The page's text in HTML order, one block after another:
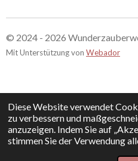
Diese Website verwendet
zu verbessern und
anzuzeigen. Indem Sie auf
stimmen Sie der Verwendung
© 2024 - 2026
Mit Unterstützung von Webador